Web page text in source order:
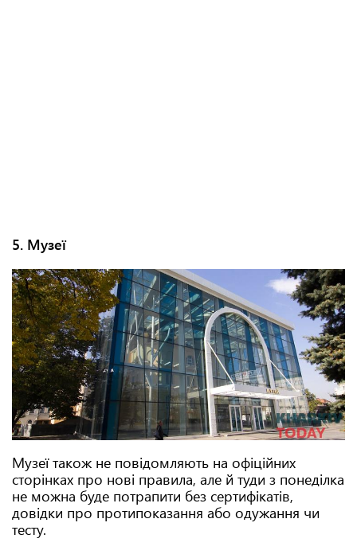
5. Музеї
Музеї також не повідомляють на офіційних
сторінках про нові правила, але й туди з понеділка
не можна буде потрапити без сертифікатів,
довідки про протипоказання або одужання чи
тесту.